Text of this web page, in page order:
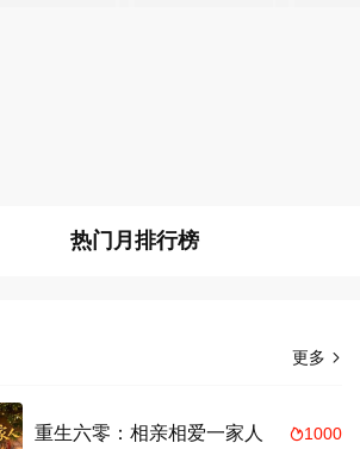
热门月排行榜
更多 
1000
重生六零：相亲相爱一家人